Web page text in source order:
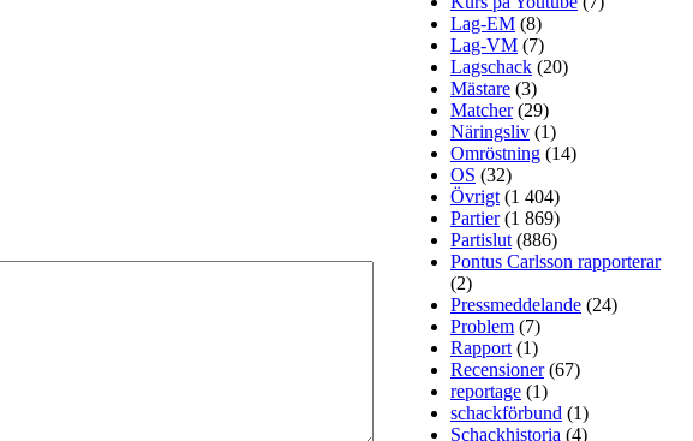
Lag-EM (8)
Lag-VM (7)
Lagschack (20)
Mästare (3)
Matcher(29)
Näringsliv (1)
Omröstning (14)
OS (32)
Övrigt (1 404)
Partier(1 869)
Partislut (886)
Pontus Carlsson rapporterar
(2)
Pressmeddelande (24)
Problem (7)
Rapport (1)
Recensioner(67)
reportage (1)
schackförbund (1)
Schackhistoria (4)